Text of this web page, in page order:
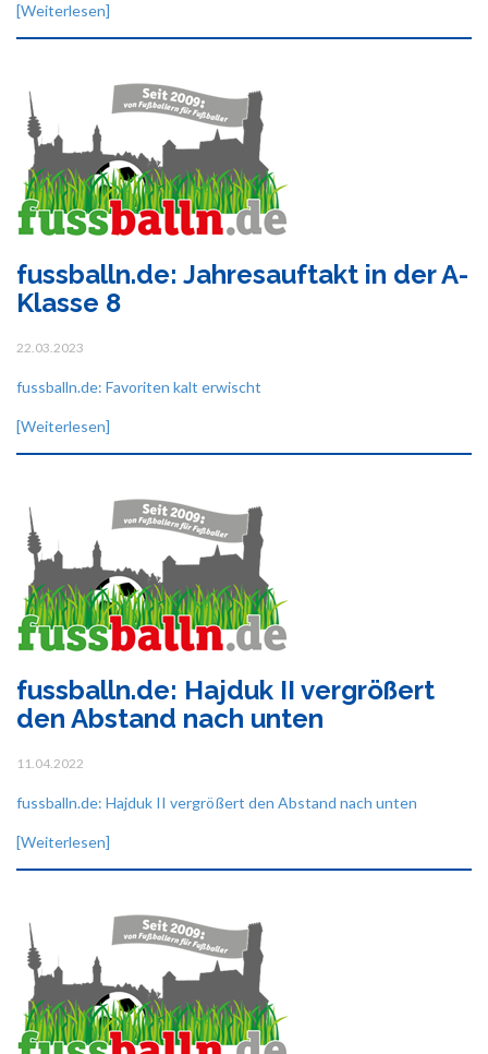
[Weiterlesen]
fussballn.de: Jahresauftakt in der A-
Klasse 8
22.03.2023
fussballn.de: Favoriten kalt erwischt
[Weiterlesen]
fussballn.de: Hajduk II vergrößert
den Abstand nach unten
11.04.2022
fussballn.de: Hajduk II vergrößert den Abstand nach unten
[Weiterlesen]